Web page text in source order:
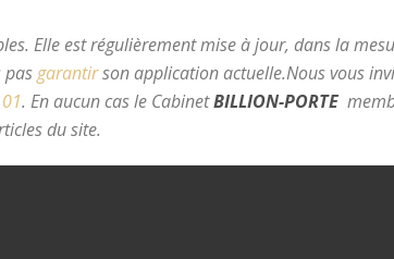
Elle est régulièrement mise à jour, dans la
pasgarantirson application actuelle.Nous vous
. En aucun cas le CabinetBILLION-PORTE
du site.